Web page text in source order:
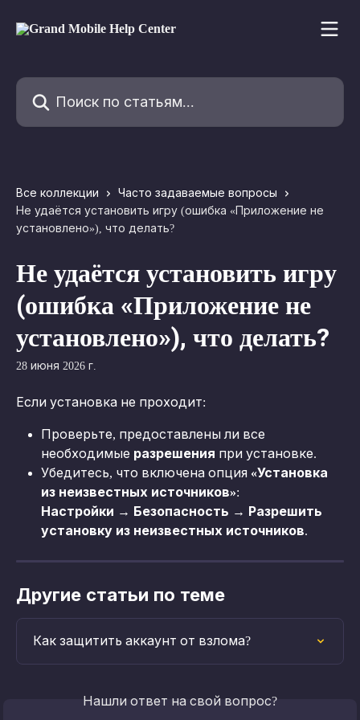
Поиск по статьям...
Все коллекции
Часто задаваемые вопросы
Не удаётся установить игру (ошибка «Приложение не
установлено»), что делать?
Не удаётся установить игру
(ошибка «Приложение не
установлено»), что делать?
28 июня 2026 г.
Если установка не проходит:
Проверьте, предоставлены ли все
необходимые разрешения при установке.
Убедитесь, что включена опция «Установка
из неизвестных источников»:
Настройки → Безопасность → Разрешить
установку из неизвестных источников.
Другие статьи по теме
Как защитить аккаунт от взлома?
Нашли ответ на свой вопрос?